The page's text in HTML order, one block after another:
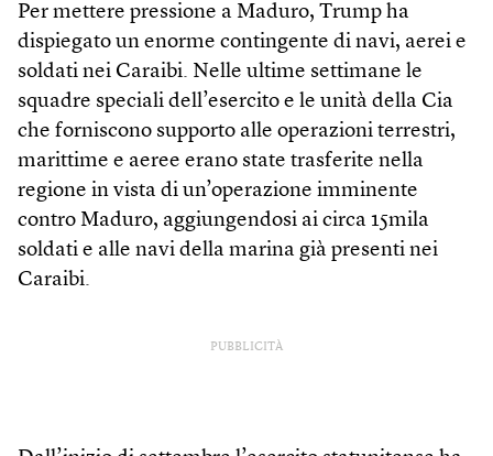
Per mettere pressione a Maduro, Trump ha
dispiegato un enorme contingente di navi, aerei e
soldati nei Caraibi. Nelle ultime settimane le
squadre speciali dell’esercito e le unità della Cia
che forniscono supporto alle operazioni terrestri,
marittime e aeree erano state trasferite nella
regione in vista di un’operazione imminente
contro Maduro, aggiungendosi ai circa 15mila
soldati e alle navi della marina già presenti nei
Caraibi.
PUBBLICITÀ